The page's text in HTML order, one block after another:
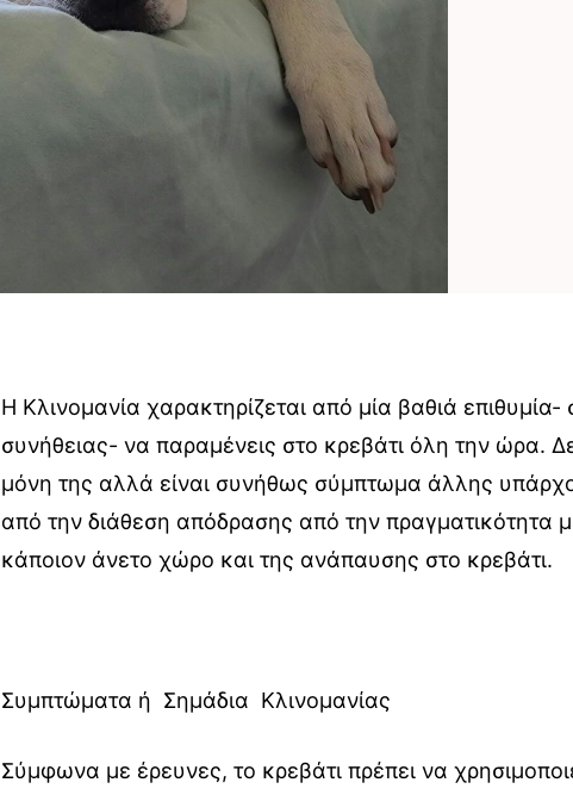
Η Κλινομανία χαρακτηρίζεται από μία βαθιά επιθυμία-
συνήθειας- να παραμένεις στο κρεβάτι όλη την ώρα.
μόνη της αλλά είναι συνήθως σύμπτωμα άλλης
από την διάθεση απόδρασης από την πραγματικότητα
κάποιον άνετο χώρο και της ανάπαυσης στο κρεβάτι.
Συμπτώματα ή Σημάδια Κλινομανίας
Σύμφωνα με έρευνες, το κρεβάτι πρέπει να